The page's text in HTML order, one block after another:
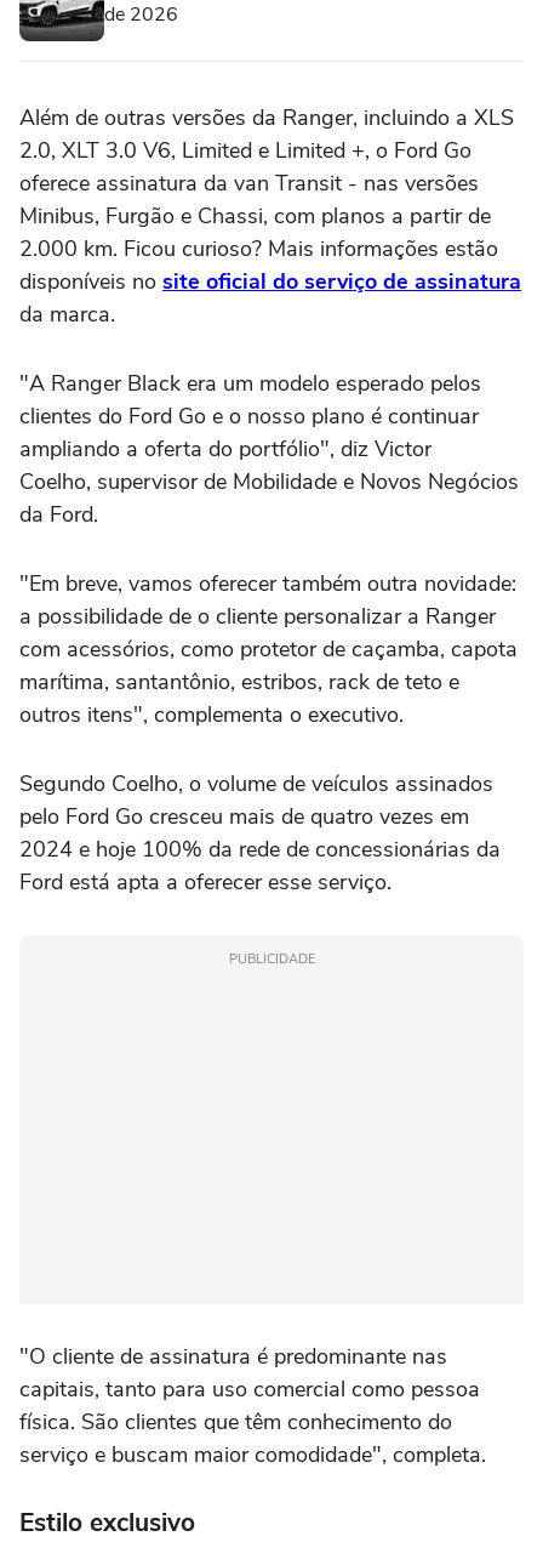
de 2026
Além de outras versões da Ranger, incluindo a XLS
2.0, XLT 3.0 V6, Limited e Limited +, o Ford Go
oferece assinatura da van Transit - nas versões
Minibus, Furgão e Chassi, com planos a partir de
2.000 km. Ficou curioso? Mais informações estão
disponíveis no site oficial do serviço de assinatura
da marca.
"A Ranger Black era um modelo esperado pelos
clientes do Ford Go e o nosso plano é continuar
ampliando a oferta do portfólio", diz Victor
Coelho, supervisor de Mobilidade e Novos Negócios
da Ford.
"Em breve, vamos oferecer também outra novidade:
a possibilidade de o cliente personalizar a Ranger
com acessórios, como protetor de caçamba, capota
marítima, santantônio, estribos, rack de teto e
outros itens", complementa o executivo.
Segundo Coelho, o volume de veículos assinados
pelo Ford Go cresceu mais de quatro vezes em
2024 e hoje 100% da rede de concessionárias da
Ford está apta a oferecer esse serviço.
PUBLICIDADE
"O cliente de assinatura é predominante nas
capitais, tanto para uso comercial como pessoa
física. São clientes que têm conhecimento do
serviço e buscam maior comodidade", completa.
Estilo exclusivo